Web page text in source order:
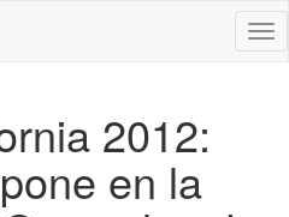
2012:
en la